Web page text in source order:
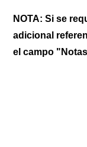
NOTA: Si se
adicional
el campo